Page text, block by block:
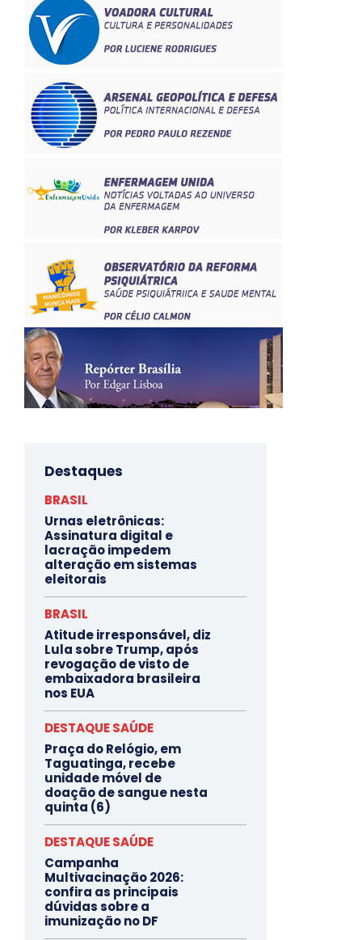
Destaques
BRASIL
Urnas eletrônicas:
Assinatura digital e
lacração impedem
alteração em sistemas
eleitorais
BRASIL
Atitude irresponsável, diz
Lula sobre Trump, após
revogação de visto de
embaixadora brasileira
nos EUA
DESTAQUE SAÚDE
Praça do Relógio, em
Taguatinga, recebe
unidade móvel de
doação de sangue nesta
quinta (6)
DESTAQUE SAÚDE
Campanha
Multivacinação 2026:
confira as principais
dúvidas sobre a
imunização no DF